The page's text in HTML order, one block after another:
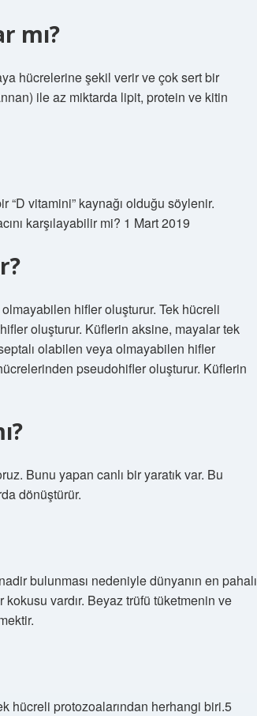
mı?
hücrelerine şekil verir ve çok sert bir
ile az miktarda lipit, protein ve kitin
“D vitamini” kaynağı olduğu söylenir.
karşılayabilir mi? 1 Mart 2019
hifler oluşturur. Tek hücreli
oluşturur. Küflerin aksine, mayalar tek
olabilen veya olmayabilen hifler
pseudohifler oluşturur. Küflerin
Bunu yapan canlı bir yaratık var. Bu
dönüştürür.
bulunması nedeniyle dünyanın en pahalı
vardır. Beyaz trüfü tüketmenin ve
hücreli protozoalarından herhangi biri.5